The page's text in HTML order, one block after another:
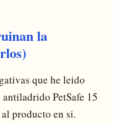
la
que he leido
PetSafe 15
producto en si.